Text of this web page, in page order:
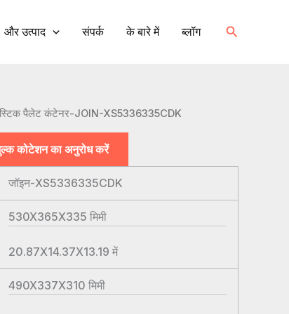
और उत्पाद संपर्क के बारे में ब्लॉग खोज
पैलेट कंटेनर-JOIN-XS5336335CDK
कोटेशन का अनुरोध करें
जॉइन-XS5336335CDK
530X365X335 मिमी
20.87X14.37X13.19 में
490X337X310 मिमी